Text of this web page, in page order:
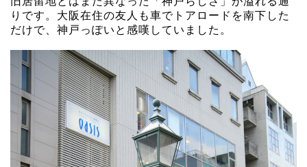
りです。大阪在住の友人も車でトアロードを南下した
だけで、神戸っぽいと感嘆していました。